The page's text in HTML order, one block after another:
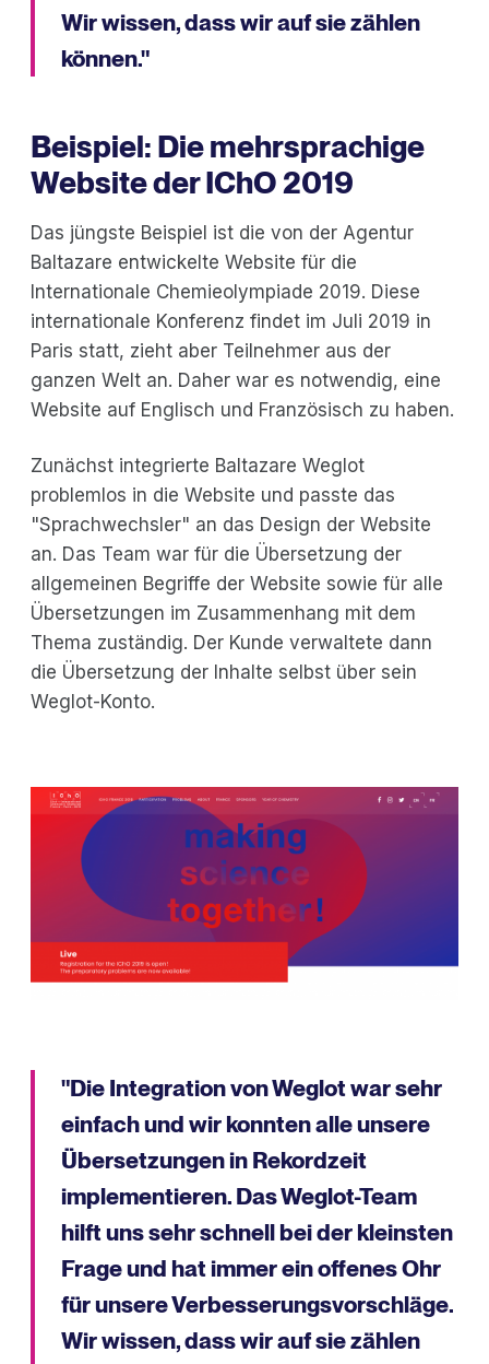
Wir wissen, dass wir auf sie zählen
können."
Beispiel: Die mehrsprachige
Website der IChO 2019
Das jüngste Beispiel ist die von der Agentur
Baltazare entwickelte Website für die
Internationale Chemieolympiade 2019. Diese
internationale Konferenz findet im Juli 2019 in
Paris statt, zieht aber Teilnehmer aus der
ganzen Welt an. Daher war es notwendig, eine
Website auf Englisch und Französisch zu haben.
Zunächst integrierte Baltazare Weglot
problemlos in die Website und passte das
"Sprachwechsler" an das Design der Website
an. Das Team war für die Übersetzung der
allgemeinen Begriffe der Website sowie für alle
Übersetzungen im Zusammenhang mit dem
Thema zuständig. Der Kunde verwaltete dann
die Übersetzung der Inhalte selbst über sein
Weglot-Konto.
"Die Integration von Weglot war sehr
einfach und wir konnten alle unsere
Übersetzungen in Rekordzeit
implementieren. Das Weglot-Team
hilft uns sehr schnell bei der kleinsten
Frage und hat immer ein offenes Ohr
für unsere Verbesserungsvorschläge.
Wir wissen, dass wir auf sie zählen